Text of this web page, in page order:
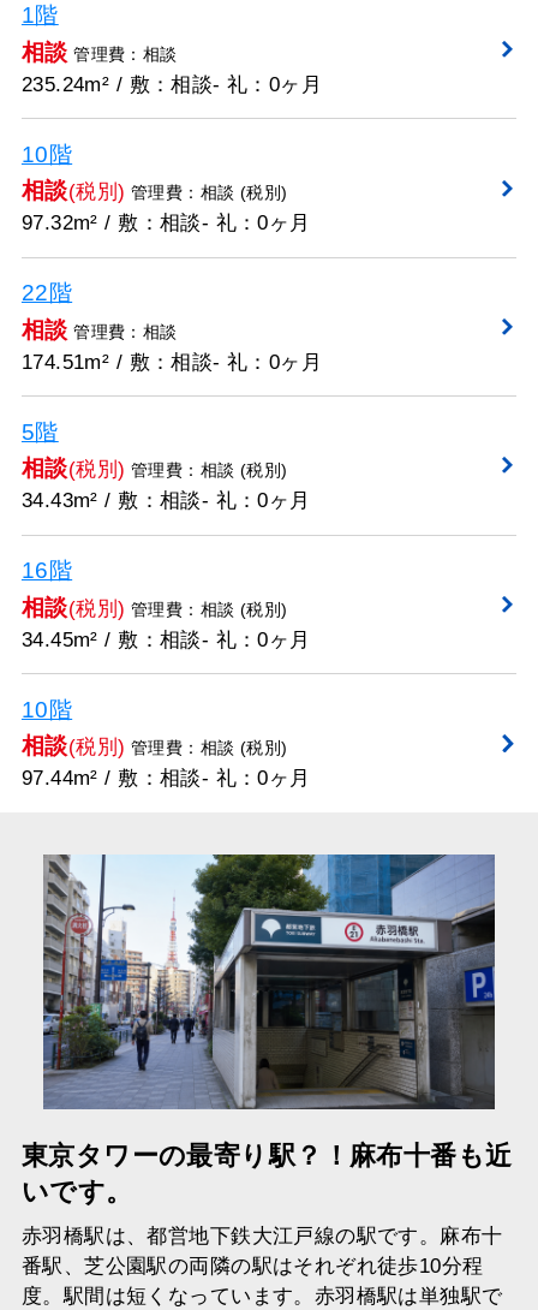
1階
相談 管理費：相談
235.24m² / 敷：相談- 礼：0ヶ月
10階
相談(税別) 管理費：相談 (税別)
97.32m² / 敷：相談- 礼：0ヶ月
22階
相談 管理費：相談
174.51m² / 敷：相談- 礼：0ヶ月
5階
相談(税別) 管理費：相談 (税別)
34.43m² / 敷：相談- 礼：0ヶ月
16階
相談(税別) 管理費：相談 (税別)
34.45m² / 敷：相談- 礼：0ヶ月
10階
相談(税別) 管理費：相談 (税別)
97.44m² / 敷：相談- 礼：0ヶ月
東京タワーの最寄り駅？！麻布十番も近
いです。
赤羽橋駅は、都営地下鉄大江戸線の駅です。麻布十
番駅、芝公園駅の両隣の駅はそれぞれ徒歩10分程
度。駅間は短くなっています。赤羽橋駅は単独駅で